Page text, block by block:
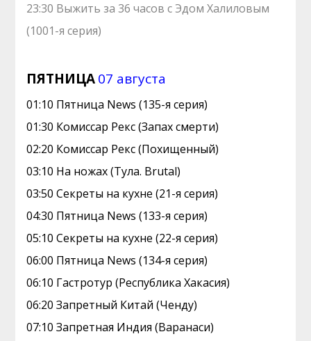
23:30 Выжить за 36 часов с Эдом Халиловым
(1001-я серия)
ПЯТНИЦА07 августа
01:10 Пятница News (135-я серия)
01:30 Комиссар Рекс (Запах смерти)
02:20 Комиссар Рекс (Похищенный)
03:10 На ножах (Тула. Brutal)
03:50 Секреты на кухне (21-я серия)
04:30 Пятница News (133-я серия)
05:10 Секреты на кухне (22-я серия)
06:00 Пятница News (134-я серия)
06:10 Гастротур (Республика Хакасия)
06:20 Запретный Китай (Ченду)
07:10 Зaпрeтная Индия (Варанаси)